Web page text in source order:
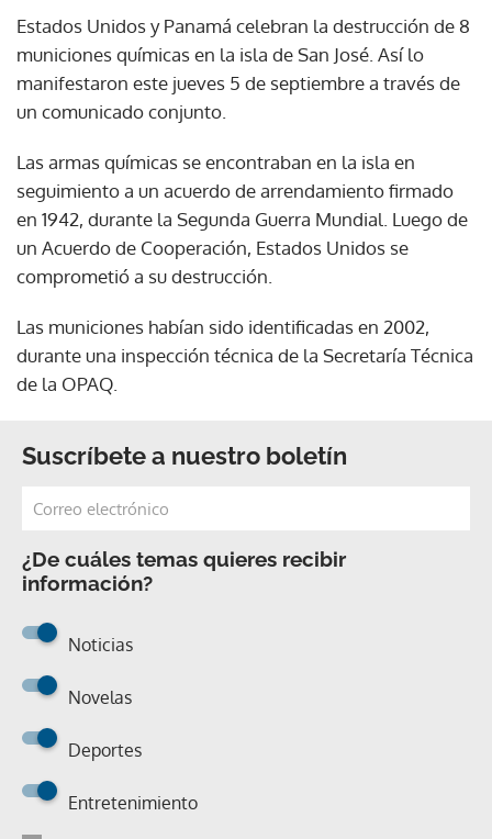
Estados Unidos y Panamá celebran la destrucción de 8
municiones químicas en la isla de San José. Así lo
manifestaron este jueves 5 de septiembre a través de
un comunicado conjunto.
Las armas químicas se encontraban en la isla en
seguimiento a un acuerdo de arrendamiento firmado
en 1942, durante la Segunda Guerra Mundial. Luego de
un Acuerdo de Cooperación, Estados Unidos se
comprometió a su destrucción.
Las municiones habían sido identificadas en 2002,
durante una inspección técnica de la Secretaría Técnica
de la OPAQ.
Suscríbete a nuestro boletín
¿De cuáles temas quieres recibir
información?
Noticias
Novelas
Deportes
Entretenimiento